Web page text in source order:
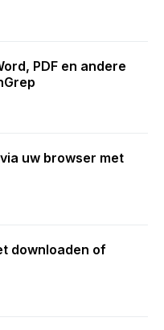
PDF en andere
uw browser met
downloaden of